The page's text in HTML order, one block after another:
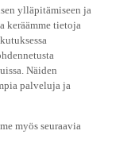
ylläpitämiseen ja
keräämme tietoja
Näiden
palveluja ja
myös seuraavia